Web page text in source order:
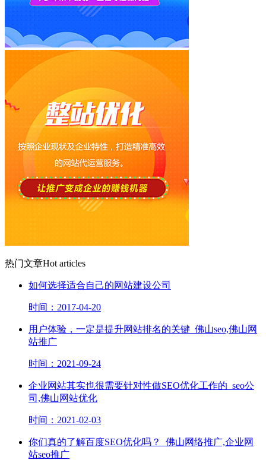
热门文章Hot articles
如何选择适合自己的网站建设公司
时间：2017-04-20
用户体验，一定是提升网站排名的关键_佛山seo,佛山网
站推广
时间：2021-09-24
企业网站其实也很需要针对性做SEO优化工作的_seo公
司,佛山网站优化
时间：2021-02-03
你们真的了解百度SEO优化吗？_佛山网络推广,企业网
站seo推广